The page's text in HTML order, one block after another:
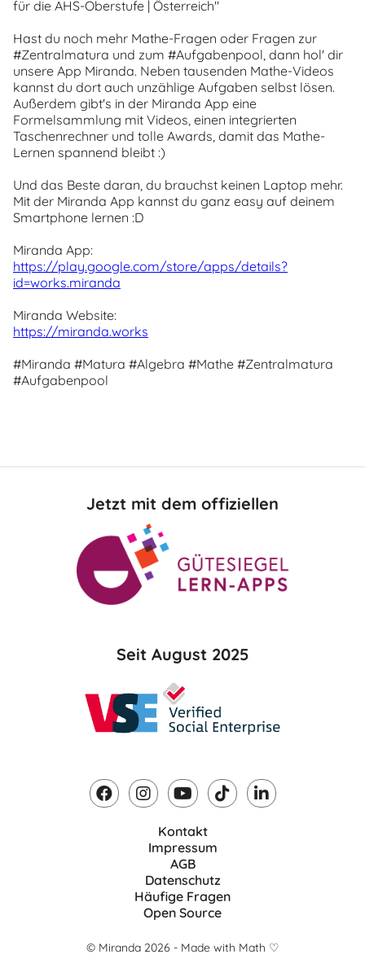
für die AHS-Oberstufe | Österreich"
Hast du noch mehr Mathe-Fragen oder Fragen zur
#Zentralmatura und zum #Aufgabenpool, dann hol' dir
unsere App Miranda. Neben tausenden Mathe-Videos
kannst du dort auch unzählige Aufgaben selbst lösen.
Außerdem gibt's in der Miranda App eine
Formelsammlung mit Videos, einen integrierten
Taschenrechner und tolle Awards, damit das Mathe-
Lernen spannend bleibt :)
Und das Beste daran, du brauchst keinen Laptop mehr.
Mit der Miranda App kannst du ganz easy auf deinem
Smartphone lernen :D
Miranda App:
https://play.google.com/store/apps/details?
id=works.miranda
Miranda Website:
https://miranda.works
#Miranda #Matura #Algebra #Mathe #Zentralmatura
#Aufgabenpool
Jetzt mit dem offiziellen
Seit August 2025
Kontakt
Impressum
AGB
Datenschutz
Häufige Fragen
Open Source
© Miranda 2026 - Made with Math ♡